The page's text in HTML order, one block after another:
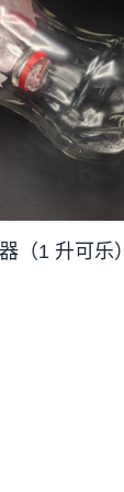
（1 升可乐）